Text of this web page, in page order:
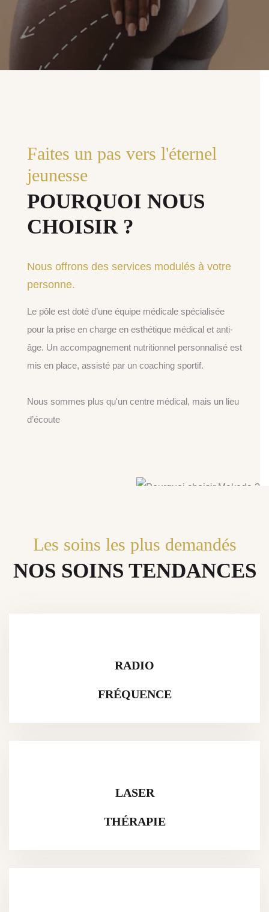
Faites un pas vers l'éternel
jeunesse
POURQUOI NOUS
CHOISIR ?
Nous offrons des services modulés à votre
personne.
Le pôle est doté d’une équipe médicale spécialisée
pour la prise en charge en esthétique médical et anti-
âge. Un accompagnement nutritionnel personnalisé est
mis en place, assisté par un coaching sportif.
Nous sommes plus qu'un centre médical, mais un lieu
d’écoute
Les soins les plus demandés
NOS SOINS TENDANCES
RADIO
FRÉQUENCE
LASER
THÉRAPIE